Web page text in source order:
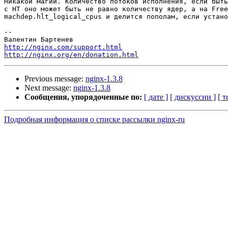
с HT оно может быть не равно количеству ядер, а на
machdep.hlt_logical_cpus и делится пополам, если
--
http://nginx.com/support.html
http://nginx.org/en/donation.html
Previous message: nginx-1.3.8
Next message: nginx-1.3.8
Сообщения, упорядоченные по: [ дате ] [ дискуссии ] [
Подробная информация о списке рассылки nginx-ru